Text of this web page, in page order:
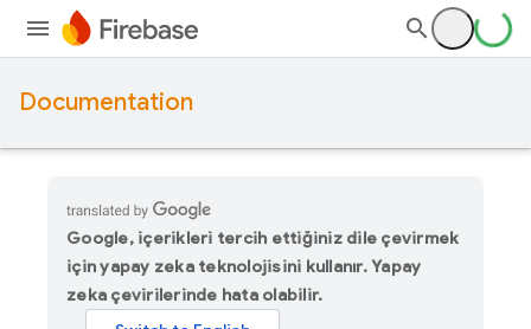
Documentation
Google, içerikleri tercih ettiğiniz dile çevirmek
için yapay zeka teknolojisini kullanır. Yapay
zeka çevirilerinde hata olabilir.